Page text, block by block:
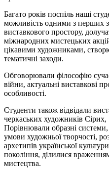
Багато років поспіль наші
можливість одними з перших
виставкового простору,
міжнародних мистецьких
цікавими художниками,
тематичні заходи.
Обговорювали філософію
війни, актуальні виставкові
особливості.
Студенти також відвідали
черкаських художників
Порівнювали образні системи,
умови художньої творчості,
архетипів української
покоління, ділилися
мистецтва.